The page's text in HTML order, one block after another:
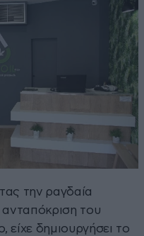
την ραγδαία
του
είχε δημιουργήσει το